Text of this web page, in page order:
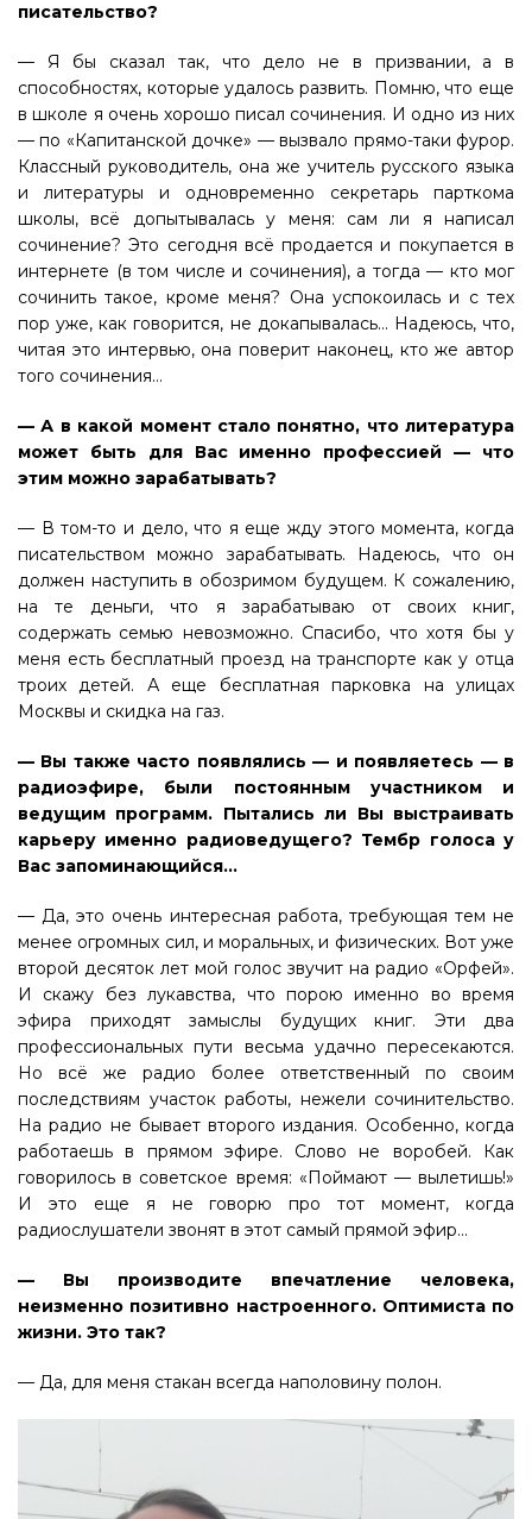
писательство?
— Я бы сказал так, что дело не в призвании, а в
способностях, которые удалось развить. Помню, что еще
в школе я очень хорошо писал сочинения. И одно из них
— по «Капитанской дочке» — вызвало прямо-таки фурор.
Классный руководитель, она же учитель русского языка
и литературы и одновременно секретарь парткома
школы, всё допытывалась у меня: сам ли я написал
сочинение? Это сегодня всё продается и покупается в
интернете (в том числе и сочинения), а тогда — кто мог
сочинить такое, кроме меня? Она успокоилась и с тех
пор уже, как говорится, не докапывалась… Надеюсь, что,
читая это интервью, она поверит наконец, кто же автор
того сочинения…
— А в какой момент стало понятно, что литература
может быть для Вас именно профессией — что
этим можно зарабатывать?
— В том-то и дело, что я еще жду этого момента, когда
писательством можно зарабатывать. Надеюсь, что он
должен наступить в обозримом будущем. К сожалению,
на те деньги, что я зарабатываю от своих книг,
содержать семью невозможно. Спасибо, что хотя бы у
меня есть бесплатный проезд на транспорте как у отца
троих детей. А еще бесплатная парковка на улицах
Москвы и скидка на газ.
— Вы также часто появлялись — и появляетесь — в
радиоэфире, были постоянным участником и
ведущим программ. Пытались ли Вы выстраивать
карьеру именно радиоведущего? Тембр голоса у
Вас запоминающийся…
— Да, это очень интересная работа, требующая тем не
менее огромных сил, и моральных, и физических. Вот уже
второй десяток лет мой голос звучит на радио «Орфей».
И скажу без лукавства, что порою именно во время
эфира приходят замыслы будущих книг. Эти два
профессиональных пути весьма удачно пересекаются.
Но всё же радио более ответственный по своим
последствиям участок работы, нежели сочинительство.
На радио не бывает второго издания. Особенно, когда
работаешь в прямом эфире. Слово не воробей. Как
говорилось в советское время: «Поймают — вылетишь!»
И это еще я не говорю про тот момент, когда
радиослушатели звонят в этот самый прямой эфир…
— Вы производите впечатление человека,
неизменно позитивно настроенного. Оптимиста по
жизни. Это так?
— Да, для меня стакан всегда наполовину полон.